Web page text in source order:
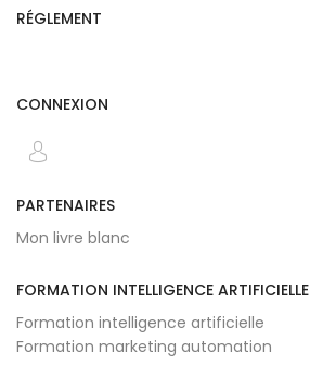
RÉGLEMENT
CONNEXION
PARTENAIRES
Mon livre blanc
FORMATION INTELLIGENCE ARTIFICIELLE
Formation intelligence artificielle
Formation marketing automation